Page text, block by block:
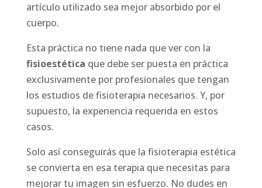
artículo utilizado sea mejor absorbido por el
cuerpo.
Esta práctica no tiene nada que ver con la
fisioestética que debe ser puesta en práctica
exclusivamente por profesionales que tengan
los estudios de fisioterapia necesarios. Y, por
supuesto, la experiencia requerida en estos
casos.
Solo así conseguirás que la fisioterapia estética
se convierta en esa terapia que necesitas para
mejorar tu imagen sin esfuerzo. No dudes en